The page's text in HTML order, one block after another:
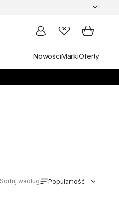
NowościMarkiOferty
Sortuj według Popularność